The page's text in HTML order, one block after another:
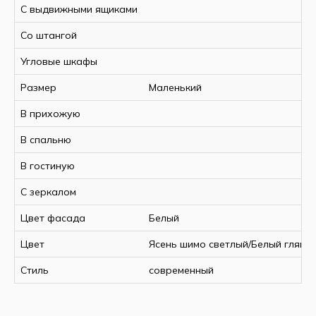
Фасад
Корпус
МДФ
Белый Глянец
ЛДСП Ясень
Спецификация:
Ширина, мм
Высота, мм
2078
С выдвижными ящиками
Со штангой
Угловые шкафы
Размер Маленький
В прихожую
В спальню
В гостиную
С зеркалом
Цвет фасада Белый
Цвет Ясень шимо светлый/Белый глянец
Стиль современный